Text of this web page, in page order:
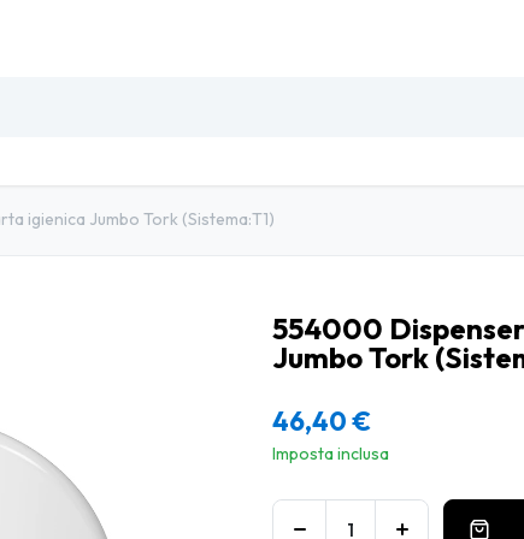
igienica Jumbo Tork (Sistema:T1)
554000
Jumbo Tork
46,40€
Imposta inclusa